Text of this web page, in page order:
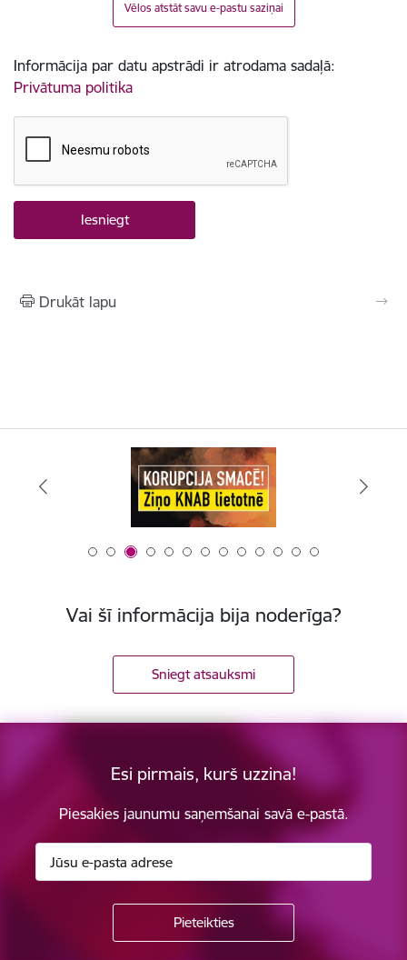
Vēlos atstāt savu e-pastu saziņai
Informācija par datu apstrādi ir atrodama sadaļā:
Privātuma politika
Drukāt lapu
Vai šī informācija bija noderīga?
Sniegt atsauksmi
Esi pirmais, kurš uzzina!
Piesakies jaunumu saņemšanai savā e-pastā.